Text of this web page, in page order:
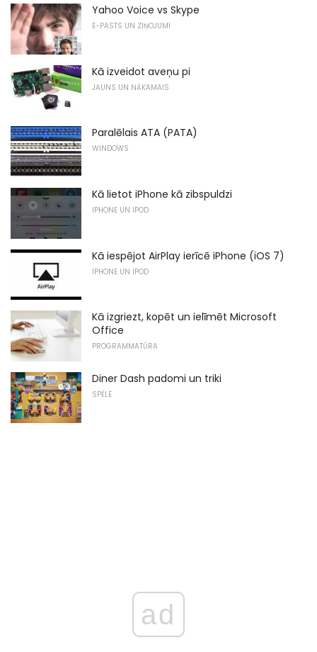
Yahoo Voice vs Skype
E-PASTS UN ZIŅOJUMI
Kā izveidot aveņu pi
JAUNS UN NĀKAMAIS
Paralēlais ATA (PATA)
WINDOWS
Kā lietot iPhone kā zibspuldzi
IPHONE UN IPOD
Kā iespējot AirPlay ierīcē iPhone (iOS 7)
IPHONE UN IPOD
Kā izgriezt, kopēt un ielīmēt Microsoft
Office
PROGRAMMATŪRA
Diner Dash padomi un triki
SPĒLE
ad